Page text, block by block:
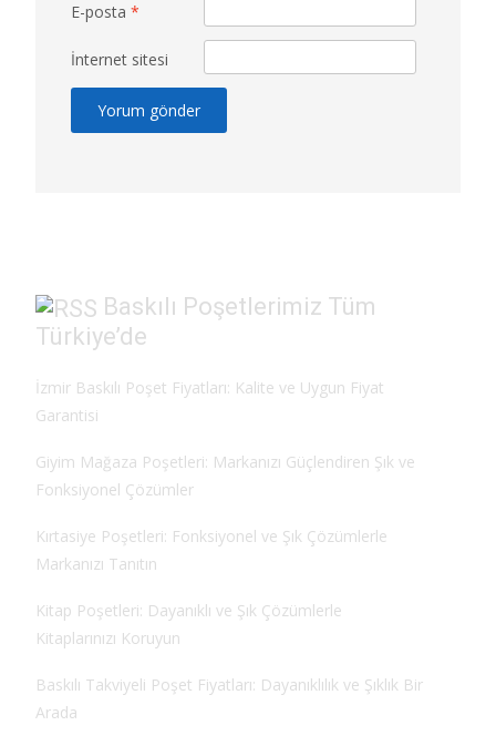
E-posta *
İnternet sitesi
Baskılı Poşetlerimiz Tüm
Türkiye’de
İzmir Baskılı Poşet Fiyatları: Kalite ve Uygun Fiyat
Garantisi
Giyim Mağaza Poşetleri: Markanızı Güçlendiren Şık ve
Fonksiyonel Çözümler
Kırtasiye Poşetleri: Fonksiyonel ve Şık Çözümlerle
Markanızı Tanıtın
Kitap Poşetleri: Dayanıklı ve Şık Çözümlerle
Kitaplarınızı Koruyun
Baskılı Takviyeli Poşet Fiyatları: Dayanıklılık ve Şıklık Bir
Arada